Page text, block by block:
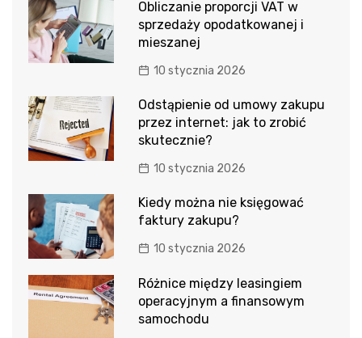
Obliczanie proporcji VAT w
sprzedaży opodatkowanej i
mieszanej
10 stycznia 2026
Odstąpienie od umowy zakupu
przez internet: jak to zrobić
skutecznie?
10 stycznia 2026
Kiedy można nie księgować
faktury zakupu?
10 stycznia 2026
Różnice między leasingiem
operacyjnym a finansowym
samochodu